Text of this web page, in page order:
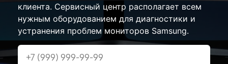
клиента. Сервисный центр располагает всем
нужным оборудованием для диагностики и
устранения проблем мониторов Samsung.